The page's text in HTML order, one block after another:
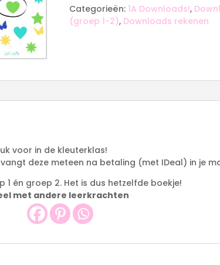
t
e
i
Categorieën: 1A Downloads!,
(groep 1-2), Downloads rekenen
voor in de kleuterklas!
deze meteen na betaling (met IDeal) in je
én groep 2. Het is dus hetzelfde boekje!
met andere leerkrachten